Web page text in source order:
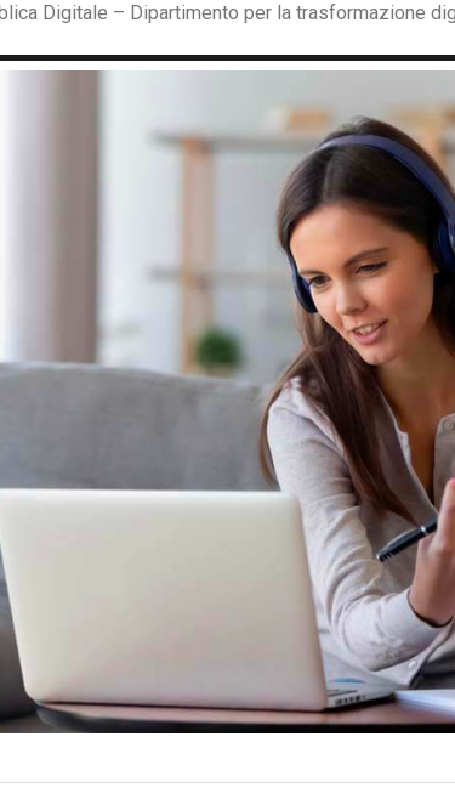
Digitale – Dipartimento per la trasformazione